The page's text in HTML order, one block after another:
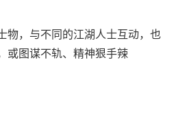
，与不同的江湖人士互动，也
或图谋不轨、精神狠手辣